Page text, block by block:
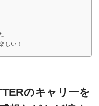
しい！
のキャリーを